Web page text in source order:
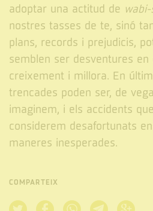
adoptar una actitud de
nostres tasses de te, sinó
plans, records i prejudicis,
semblen ser desventures
creixement i millora. En
trencades poden ser, de
imaginem, i els accidents
considerem desafortunats
maneres inesperades.
COMPARTEIX